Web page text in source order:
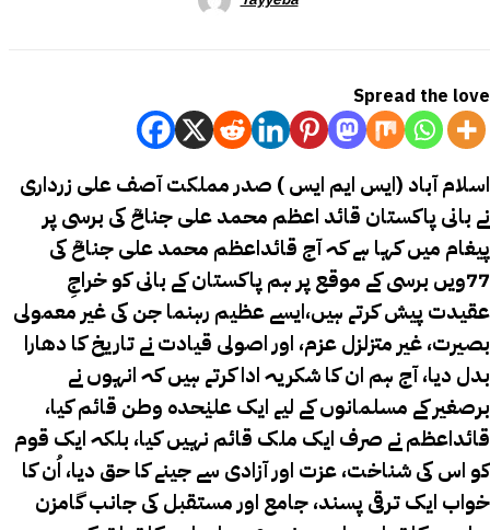
Spread the love
نے بانی پاکستان قائد اعظم محمد علی جناحؒ کی برسی پر
پیغام میں کہا ہے کہ آج قائداعظم محمد علی جناحؒ کی
77ویں برسی کے موقع پر ہم پاکستان کے بانی کو خراجِ
عقیدت پیش کرتے ہیں،ایسے عظیم رہنما جن کی غیر معمولی
بصیرت، غیر متزلزل عزم، اور اصولی قیادت نے تاریخ کا دھارا
بدل دیا، آج ہم ان کا شکریہ ادا کرتے ہیں کہ انہوں نے
برصغیر کے مسلمانوں کے لیے ایک علیٰحدہ وطن قائم کیا،
قائداعظم نے صرف ایک ملک قائم نہیں کیا، بلکہ ایک قوم
کو اس کی شناخت، عزت اور آزادی سے جینے کا حق دیا، اُن کا
خواب ایک ترقی پسند، جامع اور مستقبل کی جانب گامزن